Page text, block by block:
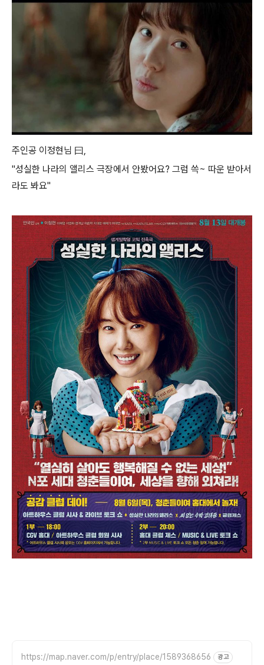
주인공 이정현님 曰,
"성실한 나라의 앨리스 극장에서 안봤어요? 그럼 쓱~ 따운 받아서
라도 봐요"
https://map.naver.com/p/entry/place/1589368656 광고